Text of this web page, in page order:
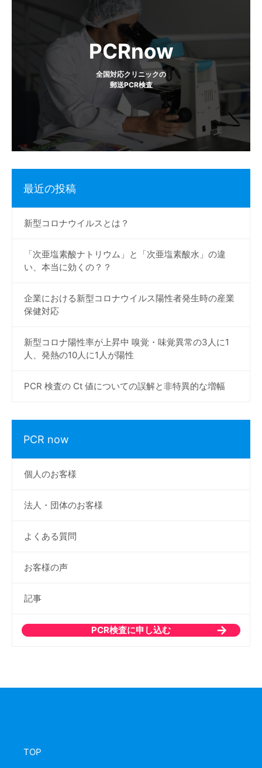
PCRnow
全国対応クリニックの
郵送PCR検査
最近の投稿
新型コロナウイルスとは？
「次亜塩素酸ナトリウム」と「次亜塩素酸水」の違
い、本当に効くの？？
企業における新型コロナウイルス陽性者発生時の産業
保健対応
新型コロナ陽性率が上昇中 嗅覚・味覚異常の3人に1
人、発熱の10人に1人が陽性
PCR 検査の Ct 値についての誤解と非特異的な増幅
PCR now
個人のお客様
法人・団体のお客様
よくある質問
お客様の声
記事
PCR検査に申し込む
TOP